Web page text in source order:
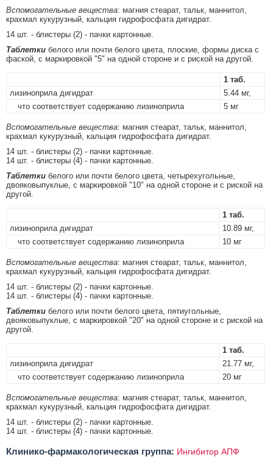
Вспомогательные вещества: магния стеарат, тальк, маннитол,
крахмал кукурузный, кальция гидрофосфата дигидрат.
14 шт. - блистеры (2) - пачки картонные.
Таблетки белого или почти белого цвета, плоские, формы диска с
фаской, с маркировкой "5" на одной стороне и с риской на другой.
1 таб.
лизиноприла дигидрат
5.44 мг,
что соответствует содержанию лизиноприла
5 мг
Вспомогательные вещества: магния стеарат, тальк, маннитол,
крахмал кукурузный, кальция гидрофосфата дигидрат.
14 шт. - блистеры (2) - пачки картонные.
14 шт. - блистеры (4) - пачки картонные.
Таблетки белого или почти белого цвета, четырехугольные,
двояковыпуклые, с маркировкой "10" на одной стороне и с риской на
другой.
1 таб.
лизиноприла дигидрат
10.89 мг,
что соответствует содержанию лизиноприла
10 мг
Вспомогательные вещества: магния стеарат, тальк, маннитол,
крахмал кукурузный, кальция гидрофосфата дигидрат.
14 шт. - блистеры (2) - пачки картонные.
14 шт. - блистеры (4) - пачки картонные.
Таблетки белого или почти белого цвета, пятиугольные,
двояковыпуклые, с маркировкой "20" на одной стороне и с риской на
другой.
1 таб.
лизиноприла дигидрат
21.77 мг,
что соответствует содержанию лизиноприла
20 мг
Вспомогательные вещества: магния стеарат, тальк, маннитол,
крахмал кукурузный, кальция гидрофосфата дигидрат.
14 шт. - блистеры (2) - пачки картонные.
14 шт. - блистеры (4) - пачки картонные.
Клинико-фармакологическая группа: Ингибитор АПФ